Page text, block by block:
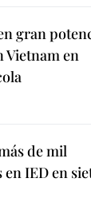
gran
Vietnam en
de mil
IED en